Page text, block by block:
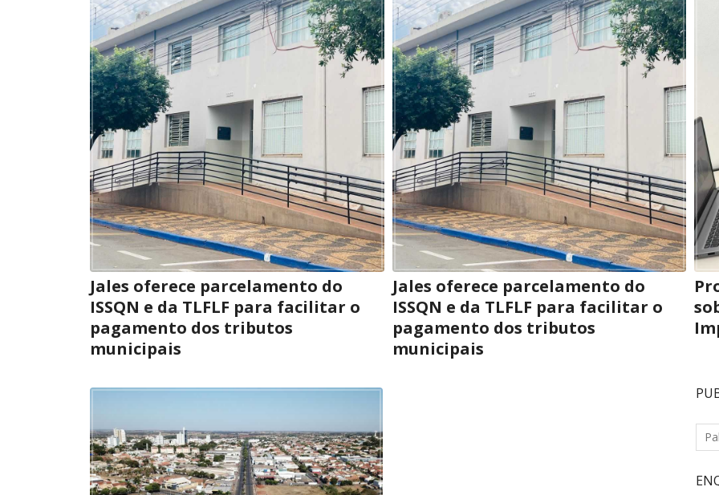
Jales oferece parcelamento do
ISSQN e da TLFLF para facilitar o
pagamento dos tributos
municipais
Jales oferece parcelamento do
ISSQN e da TLFLF para facilitar o
pagamento dos tributos
municipais